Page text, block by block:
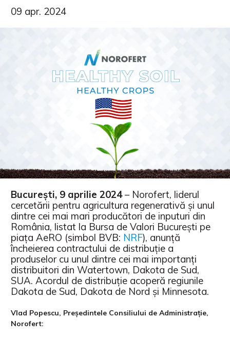
09 apr. 2024
București, 9 aprilie 2024– Norofert, liderul
cercetării pentru agricultura regenerativă și unul
dintre cei mai mari producători de inputuri din
România, listat la Bursa de Valori București pe
piața AeRO (simbol BVB: NRF), anunță
încheierea contractului de distribuție a
produselor cu unul dintre cei mai importanți
distribuitori din Watertown, Dakota de Sud,
SUA. Acordul de distribuție acoperă regiunile
Dakota de Sud, Dakota de Nord și Minnesota.
Vlad Popescu, Președintele Consiliului de Administrație,
Norofert: